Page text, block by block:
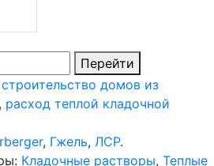
Перейти
строительство домов из
, расход теплой кладочной
, Гжель, ЛСР.
Кладочные растворы, Теплые